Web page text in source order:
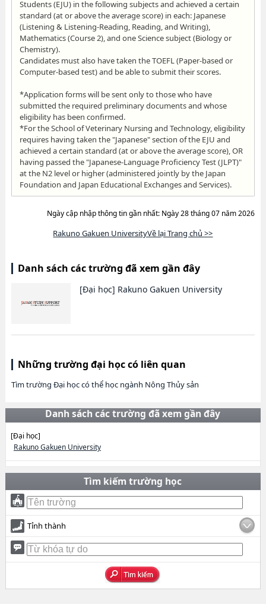
Students (EJU) in the following subjects and achieved a certain
standard (at or above the average score) in each: Japanese
(Listening & Listening-Reading, Reading, and Writing),
Mathematics (Course 2), and one Science subject (Biology or
Chemistry).
Candidates must also have taken the TOEFL (Paper-based or
Computer-based test) and be able to submit their scores.
*Application forms will be sent only to those who have
submitted the required preliminary documents and whose
eligibility has been confirmed.
*For the School of Veterinary Nursing and Technology, eligibility
requires having taken the "Japanese" section of the EJU and
achieved a certain standard (at or above the average score), OR
having passed the "Japanese-Language Proficiency Test (JLPT)"
at the N2 level or higher (administered jointly by the Japan
Foundation and Japan Educational Exchanges and Services).
Ngày cập nhập thông tin gần nhất: Ngày 28 tháng 07 năm 2026
Rakuno Gakuen UniversityVề lại Trang chủ >>
Danh sách các trường đã xem gần đây
[Đại học] Rakuno Gakuen University
Những trường đại học có liên quan
Tìm trường Đại học có thể học ngành Nông Thủy sản
Danh sách các trường đã xem gần đây
[Đại học]
Rakuno Gakuen University
Tìm kiếm trường học
Tỉnh thành